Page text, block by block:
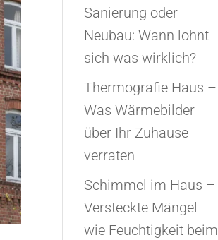
Sanierung oder
Neubau: Wann lohnt
sich was wirklich?
Thermografie Haus –
Was Wärmebilder
über Ihr Zuhause
verraten
Schimmel im Haus –
Versteckte Mängel
wie Feuchtigkeit beim